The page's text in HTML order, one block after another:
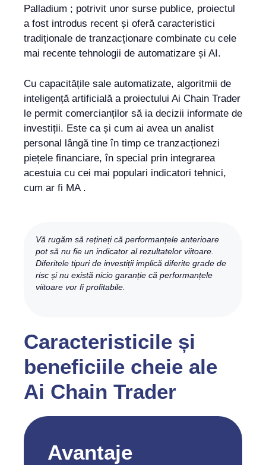
Palladium ; potrivit unor surse publice, proiectul
a fost introdus recent și oferă caracteristici
tradiționale de tranzacționare combinate cu cele
mai recente tehnologii de automatizare și AI.
Cu capacitățile sale automatizate, algoritmii de
inteligență artificială a proiectului Ai Chain Trader
le permit comercianților să ia decizii informate de
investiții. Este ca și cum ai avea un analist
personal lângă tine în timp ce tranzacționezi
piețele financiare, în special prin integrarea
acestuia cu cei mai populari indicatori tehnici,
cum ar fi MA .
Vă rugăm să rețineți că performanțele anterioare
pot să nu fie un indicator al rezultatelor viitoare.
Diferitele tipuri de investiții implică diferite grade de
risc și nu există nicio garanție că performanțele
viitoare vor fi profitabile.
Caracteristicile și
beneficiile cheie ale
Ai Chain Trader
Avantaje